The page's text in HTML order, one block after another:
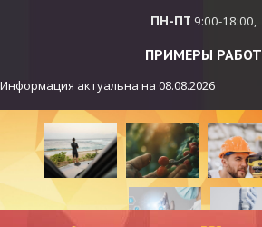
ПН-ПТ 9:00-18:00,
ПРИМЕРЫ РАБОТ
Информация актуальна на 08.08.2026